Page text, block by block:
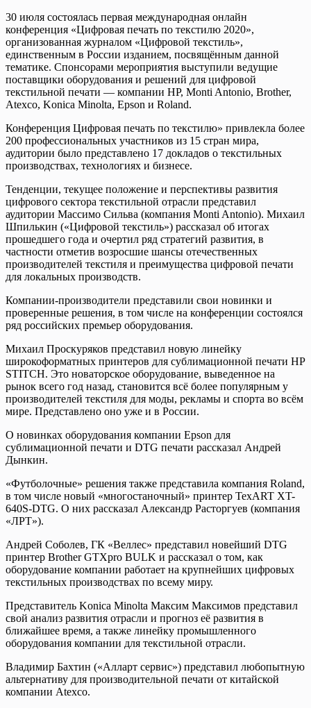
30 июля состоялась первая международная онлайн
конференция «Цифровая печать по текстилю 2020»,
организованная журналом «Цифровой текстиль»,
единственным в России изданием, посвящённым данной
тематике. Спонсорами мероприятия выступили ведущие
поставщики оборудования и решений для цифровой
текстильной печати — компании HP, Monti Antonio, Brother,
Atexco, Konica Minolta, Epson и Roland.
Конференция Цифровая печать по текстилю» привлекла более
200 профессиональных участников из 15 стран мира,
аудитории было представлено 17 докладов о текстильных
производствах, технологиях и бизнесе.
Тенденции, текущее положение и перспективы развития
цифрового сектора текстильной отрасли представил
аудитории Массимо Сильва (компания Monti Antonio). Михаил
Шпилькин («Цифровой текстиль») рассказал об итогах
прошедшего года и очертил ряд стратегий развития, в
частности отметив возросшие шансы отечественных
производителей текстиля и преимущества цифровой печати
для локальных производств.
Компании-производители представили свои новинки и
проверенные решения, в том числе на конференции состоялся
ряд российских премьер оборудования.
Михаил Проскуряков представил новую линейку
широкоформатных принтеров для сублимационной печати HP
STITCH. Это новаторское оборудование, выведенное на
рынок всего год назад, становится всё более популярным у
производителей текстиля для моды, рекламы и спорта во всём
мире. Представлено оно уже и в России.
О новинках оборудования компании Epson для
сублимационной печати и DTG печати рассказал Андрей
Дынкин.
«Футболочные» решения также представила компания Roland,
в том числе новый «многостаночный» принтер TexART XT-
640S-DTG. О них рассказал Александр Расторгуев (компания
«ЛРТ»).
Андрей Соболев, ГК «Веллес» представил новейший DTG
принтер Brother GTXpro BULK и рассказал о том, как
оборудование компании работает на крупнейших цифровых
текстильных производствах по всему миру.
Представитель Konica Minolta Максим Максимов представил
свой анализ развития отрасли и прогноз её развития в
ближайшее время, а также линейку промышленного
оборудования компании для текстильной отрасли.
Владимир Бахтин («Алларт сервис») представил любопытную
альтернативу для производительной печати от китайской
компании Atexco.